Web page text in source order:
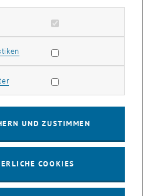
Universitäten: 350 €
Cookies zulassen
Statistik Cookies zulassen
Marketing Cookies zulassen
UND ZUSTIMMEN
COOKIES